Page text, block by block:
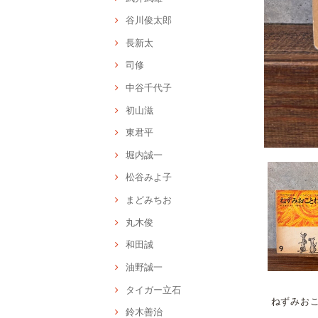
谷川俊太郎
長新太
司修
中谷千代子
初山滋
東君平
堀内誠一
松谷みよ子
まどみちお
丸木俊
和田誠
油野誠一
タイガー立石
鈴木善治
ねずみお